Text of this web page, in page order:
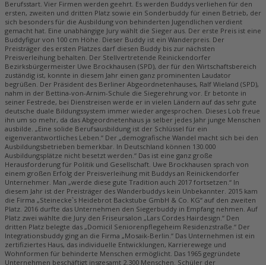
Berufsstart. Vier Firmen werden geehrt. Es werden Buddys verliehen für den
ersten, zweiten und dritten Platz sowie ein Sonderbuddy für einen Betrieb, der
sich besonders für die Ausbildung von behinderten Jugendlichen verdient
gemacht hat. Eine unabhängige Jury wählt die Sieger aus. Der erste Preis ist eine
Buddyfigur von 100 cm Höhe. Dieser Buddy ist ein Wanderpreis. Der
Preisträger des ersten Platzes darf diesen Buddy bis zur nächsten
Preisverleihung behalten. Der Stellvertretende Reinickendorfer
Bezirksbürgermeister Uwe Brockhausen (SPD), der für den Wirtschaftsbereich
zuständig ist, konnte in diesem Jahr einen ganz prominenten Laudator
begrüßen. Der Präsident des Berliner Abgeordnetenhauses, Ralf Wieland (SPD),
nahm in der Bettina-von-Arnim-Schule die Siegerehrung vor. Er betonte in
seiner Festrede, bei Dienstreisen werde er in vielen Ländern auf das sehr gute
deutsche duale Bildungssystem immer wieder angesprochen. Dieses Lob freue
ihn um so mehr, da das Abgeordnetenhaus ja selber jedes Jahr junge Menschen
ausbilde. „Eine solide Berufsausbildung ist der Schlüssel für ein
eigenverantwortliches Leben.“ Der „demografische Wandel macht sich bei den
Ausbildungsbetrieben bemerkbar. In Deutschland können 130.000
Ausbildungsplätze nicht besetzt werden.“ Das ist eine ganz große
Herausforderung für Politik und Gesellschaft. Uwe Brockhausen sprach von
einem großen Erfolg der Preisverleihung mit Buddys an Reinickendorfer
Unternehmer. Man „werde diese gute Tradition auch 2017 fortsetzen.“ In
diesem Jahr ist der Preisträger des Wanderbuddys kein Unbekannter. 2015 kam
die Firma „Steinecke`s Heidebrot Backstube GmbH & Co. KG“ auf den zweiten
Platz. 2016 durfte das Unternehmen den Siegerbuddy in Empfang nehmen. Auf
Platz zwei wählte die Jury den Friseursalon „Lars Cordes Hairdesign.“ Den
dritten Platz belegte das „Domicil Seniorenpflegeheim Residenzstraße.“ Der
Integrationsbuddy ging an die Firma „Mosaik-Berlin.“ Das Unternehmen ist ein
zertifiziertes Haus, das individuelle Entwicklungen, Karrierewege und
Wohnformen für behinderte Menschen ermöglicht. Das 1965 gegründete
Unternehmen beschäftigt insgesamt 2.300 Menschen. Schüler der